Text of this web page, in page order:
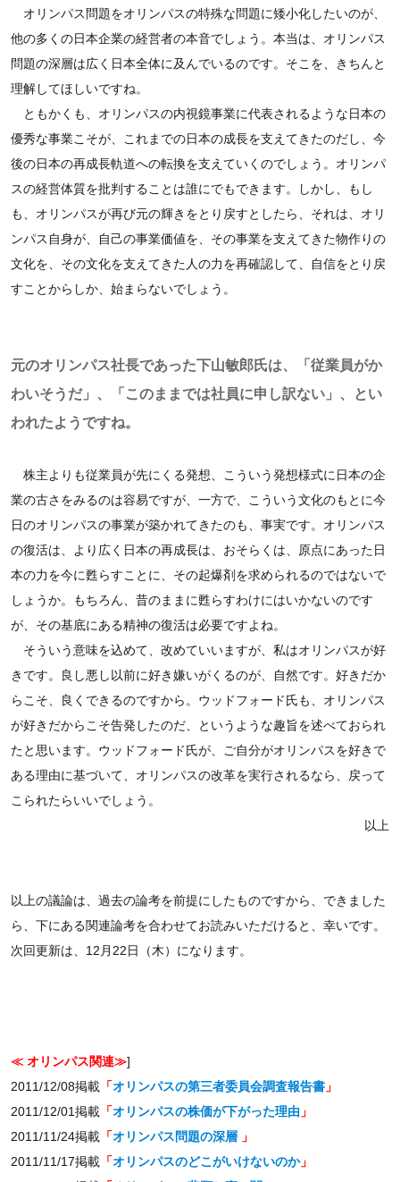
オリンパス問題をオリンパスの特殊な問題に矮小化したいのが、
他の多くの日本企業の経営者の本音でしょう。本当は、オリンパス
問題の深層は広く日本全体に及んでいるのです。そこを、きちんと
理解してほしいですね。
ともかくも、オリンパスの内視鏡事業に代表されるような日本の
優秀な事業こそが、これまでの日本の成長を支えてきたのだし、今
後の日本の再成長軌道への転換を支えていくのでしょう。オリンパ
スの経営体質を批判することは誰にでもできます。しかし、もし
も、オリンパスが再び元の輝きをとり戻すとしたら、それは、オリ
ンパス自身が、自己の事業価値を、その事業を支えてきた物作りの
文化を、その文化を支えてきた人の力を再確認して、自信をとり戻
すことからしか、始まらないでしょう。
元のオリンパス社長であった下山敏郎氏は、「従業員がか
わいそうだ」、「このままでは社員に申し訳ない」、とい
われたようですね。
株主よりも従業員が先にくる発想、こういう発想様式に日本の企
業の古さをみるのは容易ですが、一方で、こういう文化のもとに今
日のオリンパスの事業が築かれてきたのも、事実です。オリンパス
の復活は、より広く日本の再成長は、おそらくは、原点にあった日
本の力を今に甦らすことに、その起爆剤を求められるのではないで
しょうか。もちろん、昔のままに甦らすわけにはいかないのです
が、その基底にある精神の復活は必要ですよね。
そういう意味を込めて、改めていいますが、私はオリンパスが好
きです。良し悪し以前に好き嫌いがくるのが、自然です。好きだか
らこそ、良くできるのですから。ウッドフォード氏も、オリンパス
が好きだからこそ告発したのだ、というような趣旨を述べておられ
たと思います。ウッドフォード氏が、ご自分がオリンパスを好きで
ある理由に基づいて、オリンパスの改革を実行されるなら、戻って
こられたらいいでしょう。
以上
以上の議論は、過去の論考を前提にしたものですから、できました
ら、下にある関連論考を合わせてお読みいただけると、幸いです。
次回更新は、12月22日（木）になります。
≪ オリンパス関連≫]
2011/12/08掲載「オリンパスの第三者委員会調査報告書」
2011/12/01掲載「オリンパスの株価が下がった理由」
2011/11/24掲載「オリンパス問題の深層 」
2011/11/17掲載「オリンパスのどこがいけないのか」